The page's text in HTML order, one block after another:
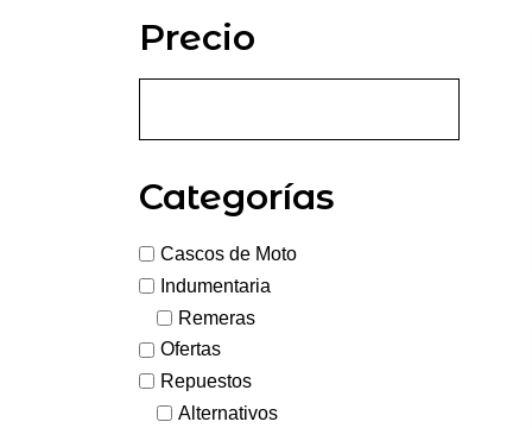
Precio
Categorías
Cascos de Moto
Indumentaria
Remeras
Ofertas
Repuestos
Alternativos